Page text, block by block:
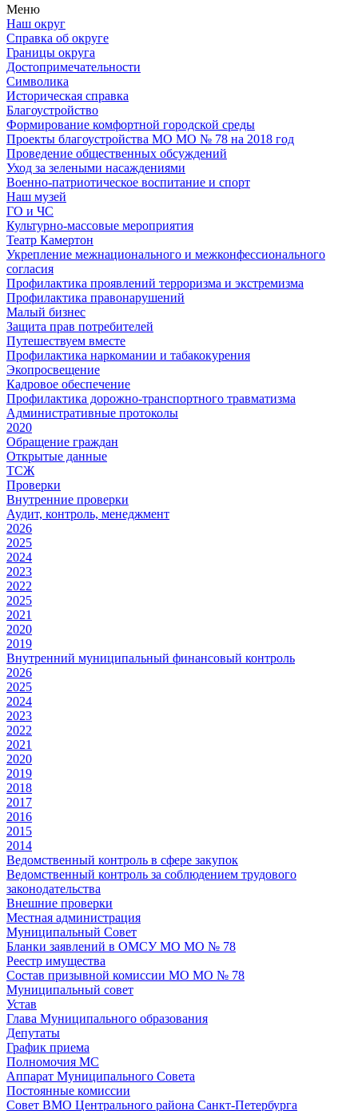
Меню
Наш округ
Справка об округе
Границы округа
Достопримечательности
Символика
Историческая справка
Благоустройство
Формирование комфортной городской среды
Проекты благоустройства МО МО № 78 на 2018 год
Проведение общественных обсуждений
Уход за зелеными насаждениями
Военно-патриотическое воспитание и спорт
Наш музей
ГО и ЧС
Культурно-массовые мероприятия
Театр Камертон
Укрепление межнационального и межконфессионального
согласия
Профилактика проявлений терроризма и экстремизма
Профилактика правонарушений
Малый бизнес
Защита прав потребителей
Путешествуем вместе
Профилактика наркомании и табакокурения
Экопросвещение
Кадровое обеспечение
Профилактика дорожно-транспортного травматизма
Административные протоколы
2020
Обращение граждан
Открытые данные
ТСЖ
Проверки
Внутренние проверки
Аудит, контроль, менеджмент
2026
2025
2024
2023
2022
2025
2021
2020
2019
Внутренний муниципальный финансовый контроль
2026
2025
2024
2023
2022
2021
2020
2019
2018
2017
2016
2015
2014
Ведомственный контроль в сфере закупок
Ведомственный контроль за соблюдением трудового
законодательства
Внешние проверки
Местная администрация
Муниципальный Совет
Бланки заявлений в ОМСУ МО МО № 78
Реестр имущества
Состав призывной комиссии МО МО № 78
Муниципальный совет
Устав
Глава Муниципального образования
Депутаты
График приема
Полномочия МС
Аппарат Муниципального Совета
Постоянные комиссии
Совет ВМО Центрального района Санкт-Петербурга